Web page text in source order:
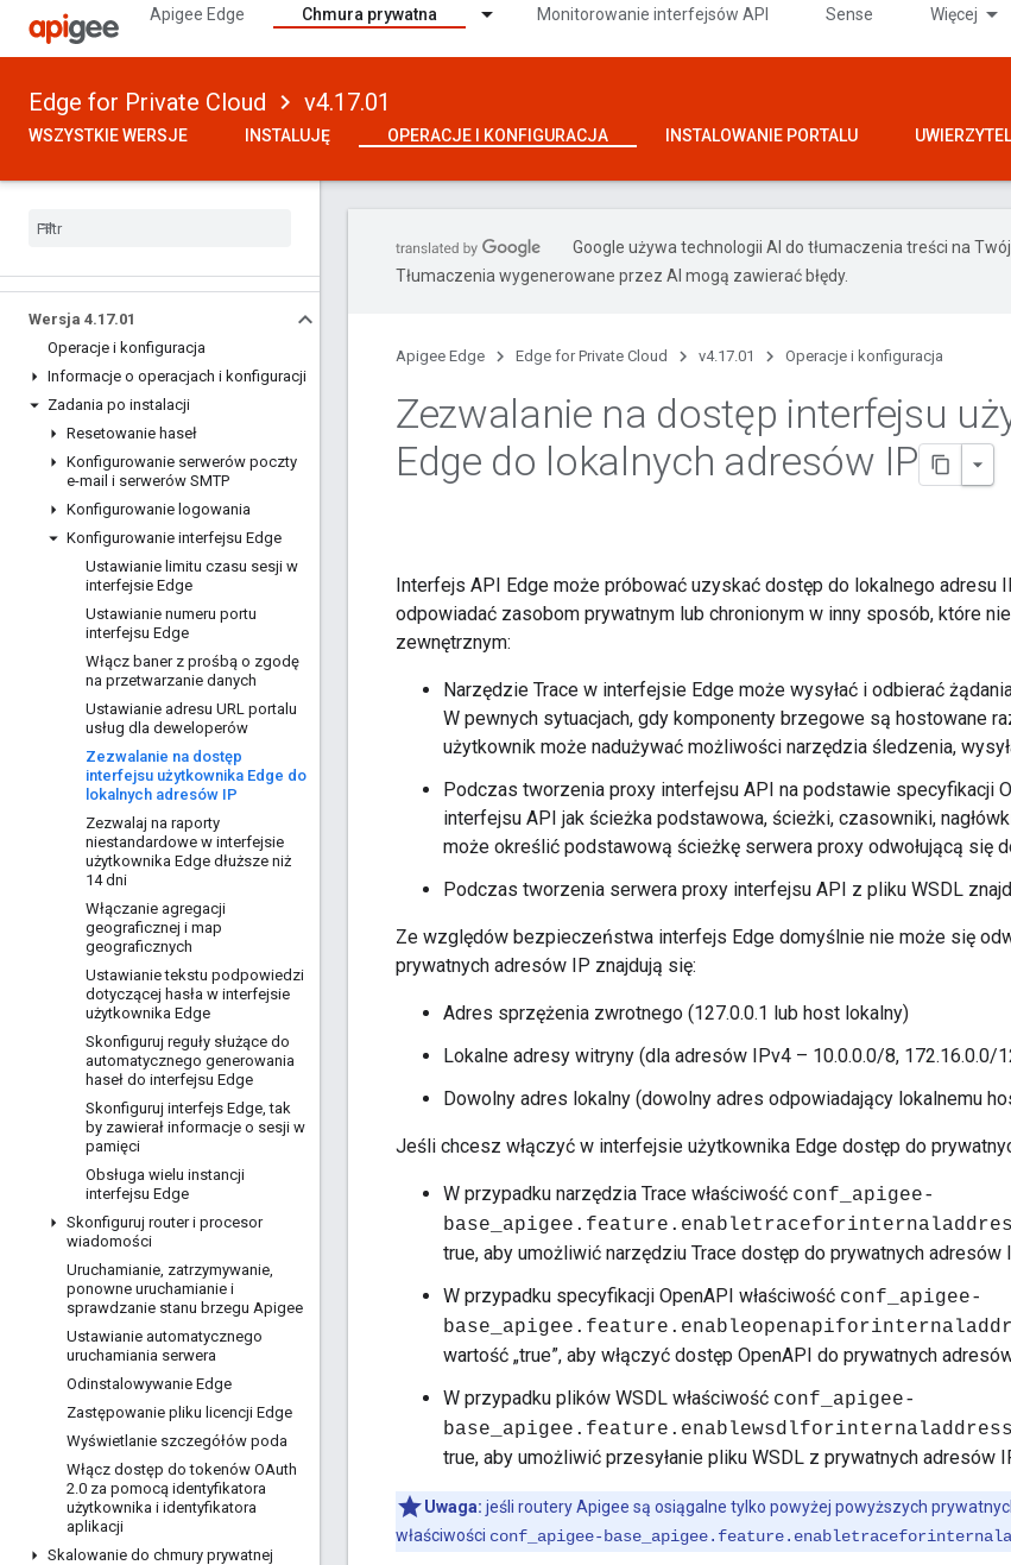
Apigee Edge Chmura prywatna Monitorowanie interfejsów API Sense Więcej
Edge for Private Cloud v4.17.01
WSZYSTKIE WERSJE INSTALUJĘ OPERACJE I KONFIGURACJA INSTALOWANIE PORTALU
Wersja 4.17.01
Operacje i konfiguracja
Informacje o operacjach i konfiguracji
Zadania po instalacji
Resetowanie haseł
Konfigurowanie serwerów poczty
e-mail i serwerów SMTP
Konfigurowanie logowania
Konfigurowanie interfejsu Edge
Ustawianie limitu czasu sesji w
interfejsie Edge
Ustawianie numeru portu
interfejsu Edge
Włącz baner z prośbą o zgodę
na przetwarzanie danych
Ustawianie adresu URL portalu
usług dla deweloperów
Zezwalanie na dostęp
interfejsu użytkownika Edge do
lokalnych adresów IP
Zezwalaj na raporty
niestandardowe w interfejsie
użytkownika Edge dłuższe niż
14 dni
Włączanie agregacji
geograficznej i map
geograficznych
Ustawianie tekstu podpowiedzi
dotyczącej hasła w interfejsie
użytkownika Edge
Skonfiguruj reguły służące do
automatycznego generowania
haseł do interfejsu Edge
Skonfiguruj interfejs Edge, tak
by zawierał informacje o sesji w
pamięci
Obsługa wielu instancji
interfejsu Edge
Skonfiguruj router i procesor
wiadomości
Uruchamianie, zatrzymywanie,
ponowne uruchamianie i
sprawdzanie stanu brzegu Apigee
Ustawianie automatycznego
uruchamiania serwera
Odinstalowywanie Edge
Zastępowanie pliku licencji Edge
Wyświetlanie szczegółów poda
Włącz dostęp do tokenów OAuth
2.0 za pomocą identyfikatora
użytkownika i identyfikatora
aplikacji
Skalowanie do chmury prywatnej
Google używa technologii AI do tłumaczenia treści na
Tłumaczenia wygenerowane przez AI mogą zawierać błędy.
Apigee Edge Edge for Private Cloud v4.17.01 Operacje i konfiguracja
Zezwalanie na dostęp interfejsu
Edge do lokalnych adresów IP
Interfejs API Edge może próbować uzyskać dostęp do lokalnego adresu
odpowiadać zasobom prywatnym lub chronionym w inny sposób, które
zewnętrznym:
Narzędzie Trace w interfejsie Edge może wysyłać i odbierać
W pewnych sytuacjach, gdy komponenty brzegowe są hostowane
użytkownik może nadużywać możliwości narzędzia śledzenia,
Podczas tworzenia proxy interfejsu API na podstawie specyfikacji
interfejsu API jak ścieżka podstawowa, ścieżki, czasowniki,
może określić podstawową ścieżkę serwera proxy odwołującą się
Podczas tworzenia serwera proxy interfejsu API z pliku WSDL
Ze względów bezpieczeństwa interfejs Edge domyślnie nie może się
prywatnych adresów IP znajdują się:
Adres sprzężenia zwrotnego (127.0.0.1 lub host lokalny)
Lokalne adresy witryny (dla adresów IPv4 – 10.0.0.0/8, 172.16.0.0/
Dowolny adres lokalny (dowolny adres odpowiadający lokalnemu
Jeśli chcesz włączyć w interfejsie użytkownika Edge dostęp do
W przypadku narzędzia Trace właściwość conf_apigee-
true, aby umożliwić narzędziu Trace dostęp do prywatnych adresów
W przypadku specyfikacji OpenAPI właściwość conf_apigee-
base_apigee.feature.
wartość „true”, aby włączyć dostęp OpenAPI do prywatnych
W przypadku plików WSDL właściwość conf_apigee-
true, aby umożliwić przesyłanie pliku WSDL z prywatnych adresów
Uwaga: jeśli routery Apigee są osiągalne tylko powyżej powyższych
właściwości conf_apigee-